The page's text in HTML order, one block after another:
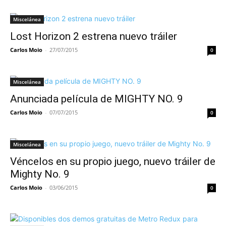
Miscelánea
Lost Horizon 2 estrena nuevo tráiler
Carlos Moio - 27/07/2015 0
Miscelánea
Anunciada película de MIGHTY NO. 9
Carlos Moio - 07/07/2015 0
Miscelánea
Véncelos en su propio juego, nuevo tráiler de
Mighty No. 9
Carlos Moio - 03/06/2015 0